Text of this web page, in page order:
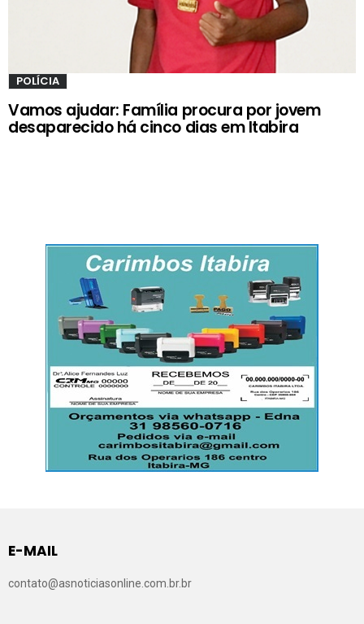
POLÍCIA
Vamos ajudar: Família procura por jovem
desaparecido há cinco dias em Itabira
E-MAIL
contato@asnoticiasonline.com.br.br